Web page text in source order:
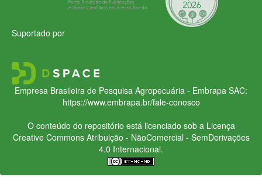
Suportado por
Empresa Brasileira de Pesquisa Agropecuária - Embrapa SAC:
https://www.embrapa.br/fale-conosco
O conteúdo do repositório está licenciado sob a Licença
Creative CommonsAtribuição - NãoComercial - SemDerivações
4.0 Internacional.